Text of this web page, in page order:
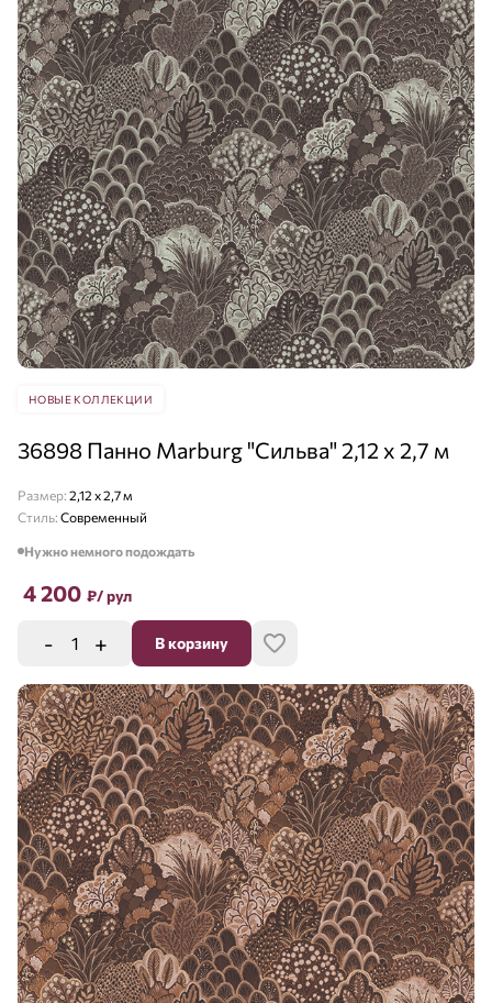
НОВЫЕ КОЛЛЕКЦИИ
36898 Панно Marburg "Сильва" 2,12 х 2,7 м
Размер: 2,12 x 2,7 м
Стиль: Современный
Нужно немного подождать
4 200 ₽/ рул
- + В корзину